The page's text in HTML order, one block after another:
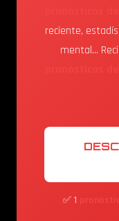
reciente,
mental...
✅ 1